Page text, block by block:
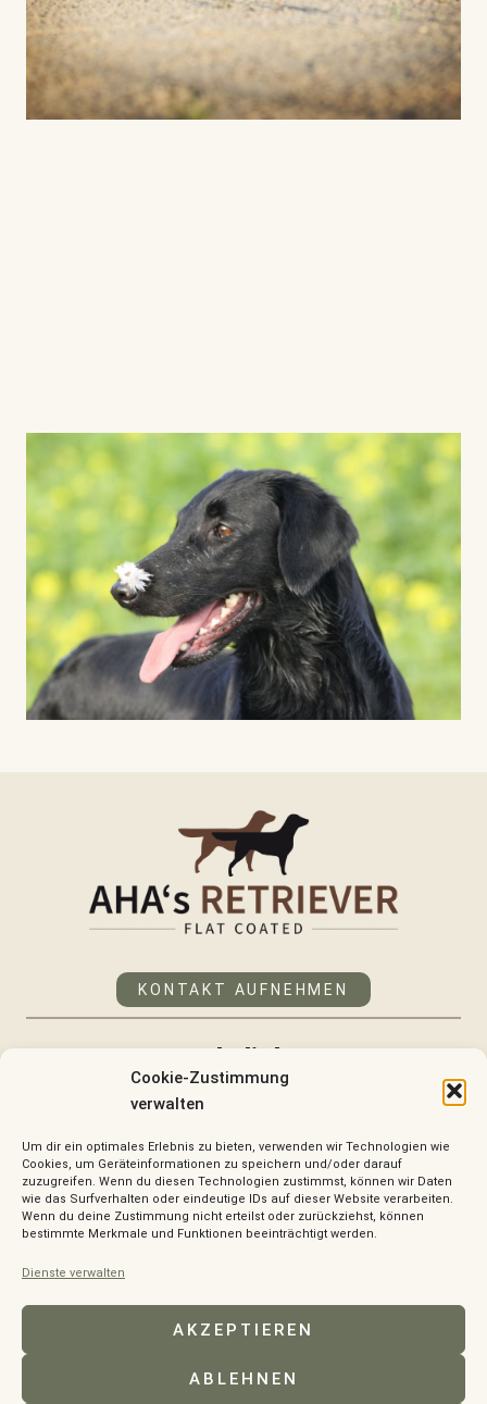
Cookie-Zustimmung
verwalten
Um dir ein optimales Erlebnis zu bieten, verwenden wir Technologien wie
Cookies, um Geräteinformationen zu speichern und/oder darauf
zuzugreifen. Wenn du diesen Technologien zustimmst, können wir Daten
wie das Surfverhalten oder eindeutige IDs auf dieser Website verarbeiten.
Wenn du deine Zustimmung nicht erteilst oder zurückziehst, können
bestimmte Merkmale und Funktionen beeinträchtigt werden.
Dienste verwalten
AKZEPTIEREN
ABLEHNEN
KONTAKT AUFNEHMEN
Rechtliches
IMPRESSUM
DATENSCHUTZ
Keep an Eye on AHA’s
Verantwortungsvolle Zucht von Flat Coated
einem flattypischen Charakter, Temperament und